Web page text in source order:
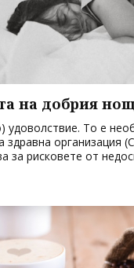
на добрия
удоволствие. То е
здравна организация
за рисковете от
от която се
до стомашни